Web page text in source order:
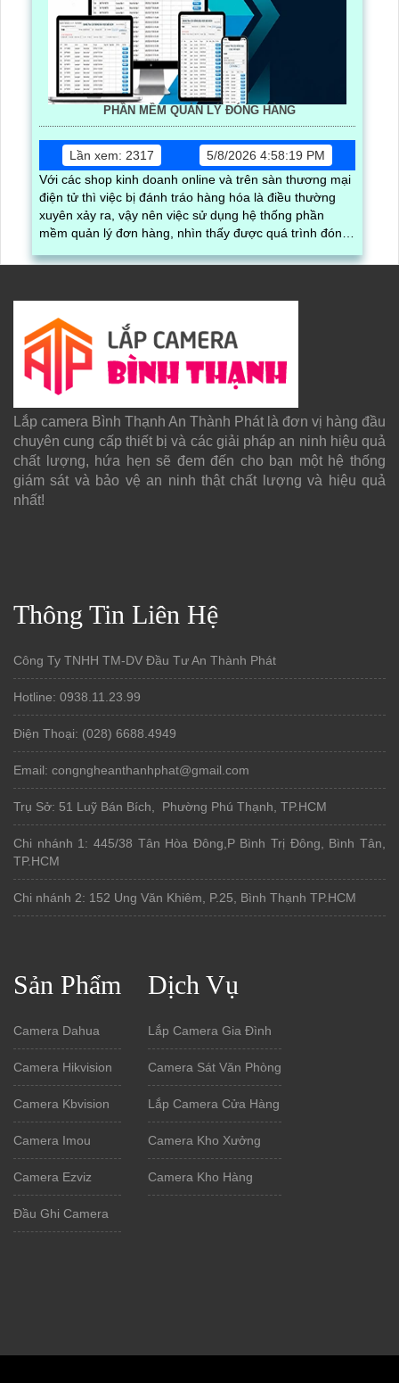
PHẦN MỀM QUẢN LÝ ĐÓNG HÀNG
Lần xem: 2317
5/8/2026 4:58:19 PM
Với các shop kinh doanh online và trên sàn thương mại
điện tử thì việc bị đánh tráo hàng hóa là điều thường
xuyên xảy ra, vậy nên việc sử dụng hệ thống phần
mềm quản lý đơn hàng, nhìn thấy được quá trình đóng
được ghi lại một cách dễ dàng
Lắp camera Bình Thạnh An Thành Phát là đơn vị hàng đầu
chuyên cung cấp thiết bị và các giải pháp an ninh hiệu quả
chất lượng, hứa hẹn sẽ đem đến cho bạn một hệ thống
giám sát và bảo vệ an ninh thật chất lượng và hiệu quả
nhất!
Thông Tin Liên Hệ
Công Ty TNHH TM-DV Đầu Tư An Thành Phát
Hotline: 0938.11.23.99
Điện Thoại: (028) 6688.4949
Email: congngheanthanhphat@gmail.com
Trụ Sở: 51 Luỹ Bán Bích, Phường Phú Thạnh, TP.HCM
Chi nhánh 1: 445/38 Tân Hòa Đông,P Bình Trị Đông, Bình Tân,
TP.HCM
Chi nhánh 2: 152 Ung Văn Khiêm, P.25, Bình Thạnh TP.HCM
Sản Phẩm
Camera Dahua
Camera Hikvision
Camera Kbvision
Camera Imou
Camera Ezviz
Đầu Ghi Camera
Dịch Vụ
Lắp Camera Gia Đình
Camera Sát Văn Phòng
Lắp Camera Cửa Hàng
Camera Kho Xưởng
Camera Kho Hàng